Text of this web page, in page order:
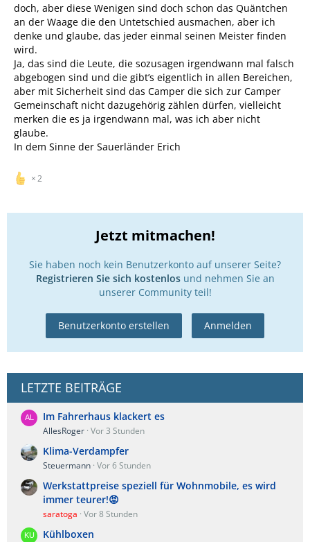
doch, aber diese Wenigen sind doch schon das Quäntchen
an der Waage die den Untetschied ausmachen, aber ich
denke und glaube, das jeder einmal seinen Meister finden
wird.
Ja, das sind die Leute, die sozusagen irgendwann mal falsch
abgebogen sind und die gibt’s eigentlich in allen Bereichen,
aber mit Sicherheit sind das Camper die sich zur Camper
Gemeinschaft nicht dazugehörig zählen dürfen, vielleicht
merken die es ja irgendwann mal, was ich aber nicht
glaube.
In dem Sinne der Sauerländer Erich
2
Jetzt mitmachen!
Sie haben noch kein Benutzerkonto auf unserer Seite?
Registrieren Sie sich kostenlosund nehmen Sie an
unserer Community teil!
Benutzerkonto erstellen Anmelden
LETZTE BEITRÄGE
Im Fahrerhaus klackert es
AllesRoger Vor 3 Stunden
Klima-Verdampfer
Steuermann Vor 6 Stunden
Werkstattpreise speziell für Wohnmobile, es wird
immer teurer!😡
saratoga Vor 8 Stunden
Kühlboxen